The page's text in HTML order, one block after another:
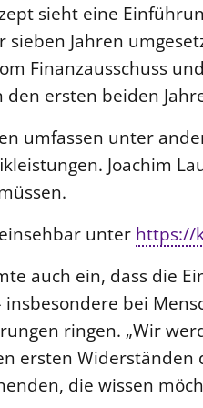
sieht eine
sieben Jahren
Finanzausschuss
ersten beiden
umfassen unter
Joachim
unter https://
auch ein, dass die
insbesondere bei
ringen. „Wir
ersten
die wissen